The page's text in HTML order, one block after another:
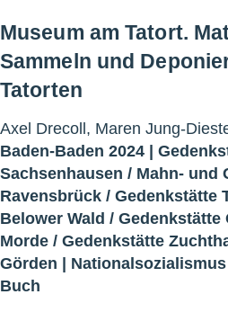
Museum am Tatort.
Sammeln und
Tatorten
Axel Drecoll, Maren Jung-
Baden-Baden 2024 |
Sachsenhausen / Mahn- und
Ravensbrück / Gedenkstätte
Belower Wald / Gedenkstätte
Morde / Gedenkstätte
Görden | Nationalsozialismus
Buch